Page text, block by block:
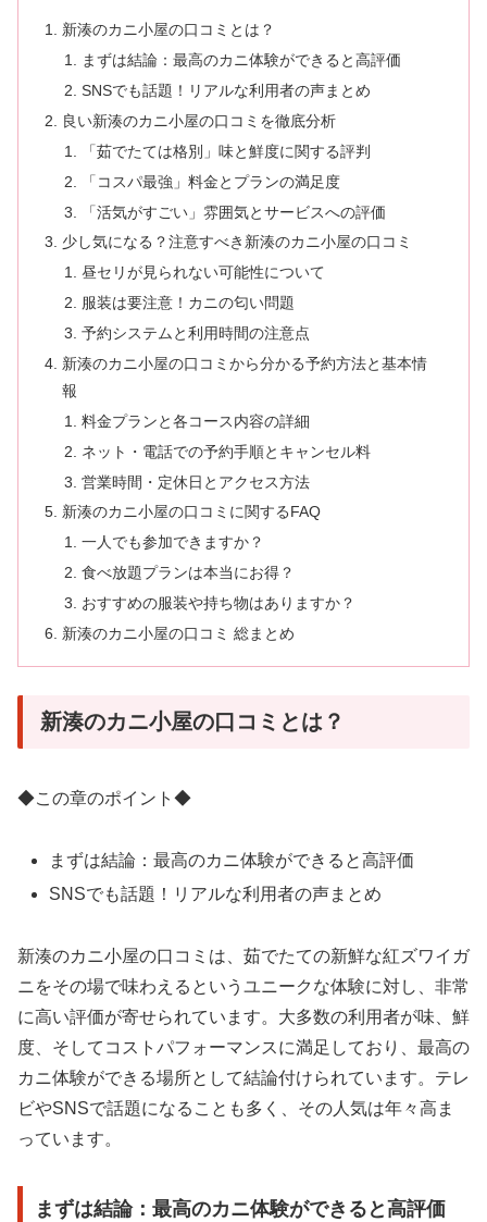
新湊のカニ小屋の口コミとは？
まずは結論：最高のカニ体験ができると高評価
SNSでも話題！リアルな利用者の声まとめ
良い新湊のカニ小屋の口コミを徹底分析
「茹でたては格別」味と鮮度に関する評判
「コスパ最強」料金とプランの満足度
「活気がすごい」雰囲気とサービスへの評価
少し気になる？注意すべき新湊のカニ小屋の口コミ
昼セリが見られない可能性について
服装は要注意！カニの匂い問題
予約システムと利用時間の注意点
新湊のカニ小屋の口コミから分かる予約方法と基本情
報
料金プランと各コース内容の詳細
ネット・電話での予約手順とキャンセル料
営業時間・定休日とアクセス方法
新湊のカニ小屋の口コミに関するFAQ
一人でも参加できますか？
食べ放題プランは本当にお得？
おすすめの服装や持ち物はありますか？
新湊のカニ小屋の口コミ 総まとめ
新湊のカニ小屋の口コミとは？
◆この章のポイント◆
まずは結論：最高のカニ体験ができると高評価
SNSでも話題！リアルな利用者の声まとめ
新湊のカニ小屋の口コミは、茹でたての新鮮な紅ズワイガ
ニをその場で味わえるというユニークな体験に対し、非常
に高い評価が寄せられています。大多数の利用者が味、鮮
度、そしてコストパフォーマンスに満足しており、最高の
カニ体験ができる場所として結論付けられています。テレ
ビやSNSで話題になることも多く、その人気は年々高ま
っています。
まずは結論：最高のカニ体験ができると高評価